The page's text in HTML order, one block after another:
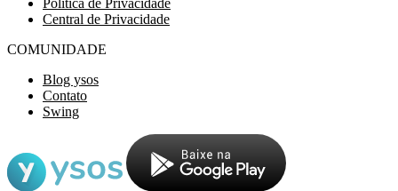
Política de Privacidade
Central de Privacidade
COMUNIDADE
Blog ysos
Contato
Swing